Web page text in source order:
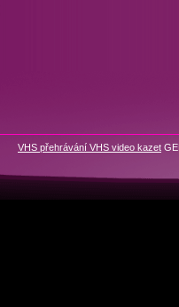
VHS přehrávání VHS video kazet